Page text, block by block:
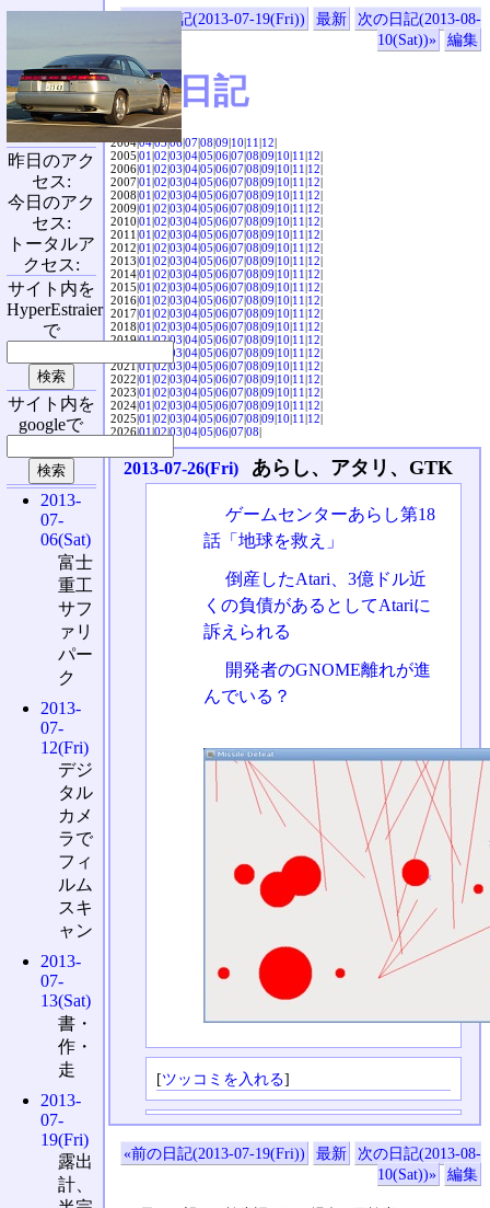
«前の日記(2013-07-19(Fri)) 最新
次の日記(2013-08-
10(Sat))»
編集
SVX日記
2004|04|05|06|07|08|09|10|11|12|
2005|01|02|03|04|05|06|07|08|09|10|11|12|
2006|01|02|03|04|05|06|07|08|09|10|11|12|
2007|01|02|03|04|05|06|07|08|09|10|11|12|
2008|01|02|03|04|05|06|07|08|09|10|11|12|
2009|01|02|03|04|05|06|07|08|09|10|11|12|
2010|01|02|03|04|05|06|07|08|09|10|11|12|
2011|01|02|03|04|05|06|07|08|09|10|11|12|
2012|01|02|03|04|05|06|07|08|09|10|11|12|
2013|01|02|03|04|05|06|07|08|09|10|11|12|
2014|01|02|03|04|05|06|07|08|09|10|11|12|
2015|01|02|03|04|05|06|07|08|09|10|11|12|
2016|01|02|03|04|05|06|07|08|09|10|11|12|
2017|01|02|03|04|05|06|07|08|09|10|11|12|
2018|01|02|03|04|05|06|07|08|09|10|11|12|
2019|01|02|03|04|05|06|07|08|09|10|11|12|
03|04|05|06|07|08|09|10|11|12|
2021|01|02|03|04|05|06|07|08|09|10|11|12|
2022|01|02|03|04|05|06|07|08|09|10|11|12|
2023|01|02|03|04|05|06|07|08|09|10|11|12|
2024|01|02|03|04|05|06|07|08|09|10|11|12|
2025|01|02|03|04|05|06|07|08|09|10|11|12|
2026|01|02|03|04|05|06|07|08|
2013-07-26(Fri) あらし、アタリ、GTK
ゲームセンターあらし第18
話「地球を救え」
倒産したAtari、3億ドル近
くの負債があるとしてAtariに
訴えられる
開発者のGNOME離れが進
んでいる？
[ツッコミを入れる]
«前の日記(2013-07-19(Fri)) 最新
次の日記(2013-08-
10(Sat))»
編集
昨日のアク
セス:
今日のアク
セス:
トータルア
クセス:
サイト内を
HyperEstraier
で
サイト内を
googleで
2013-
07-
06(Sat)
富士
重工
サフ
ァリ
パー
ク
2013-
07-
12(Fri)
デジ
タル
カメ
ラで
フィ
ルム
スキ
ャン
2013-
07-
13(Sat)
書・
作・
走
2013-
07-
19(Fri)
露出
計、